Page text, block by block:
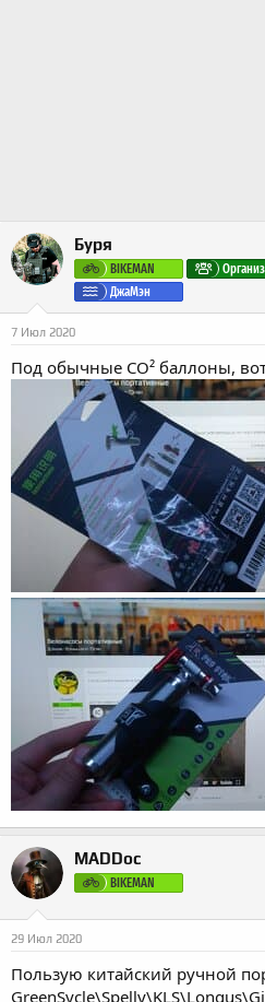
Буря
BIKEMAN
ДжаМэн
7 Июл 2020
Под обычные CO² баллоны,
MADDoc
BIKEMAN
29 Июл 2020
Пользую китайский ручной